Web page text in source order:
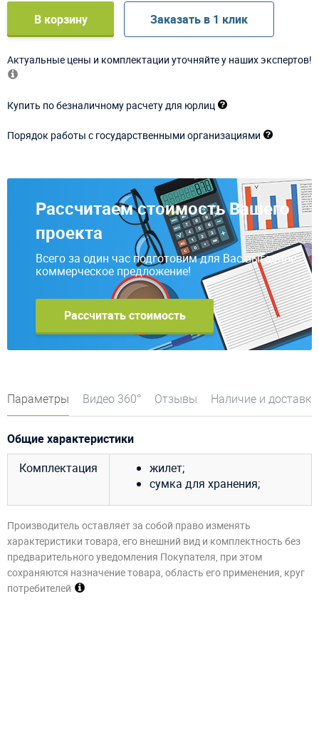
В корзину Заказать в 1 клик
Актуальные цены и комплектации уточняйте у наших экспертов!
Купить по безналичному расчету для юрлиц
Порядок работы с государственными организациями
Рассчитаем стоимость Вашего
проекта
Всего за один час подготовим для Вас выгодное
коммерческое предложение!
Рассчитать стоимость
Параметры Видео 360° Отзывы Наличие и доставка
Общие характеристики
Комплектация
жилет;
сумка для хранения;
Производитель оставляет за собой право изменять
характеристики товара, его внешний вид и комплектность без
предварительного уведомления Покупателя, при этом
сохраняются назначение товара, область его применения, круг
потребителей